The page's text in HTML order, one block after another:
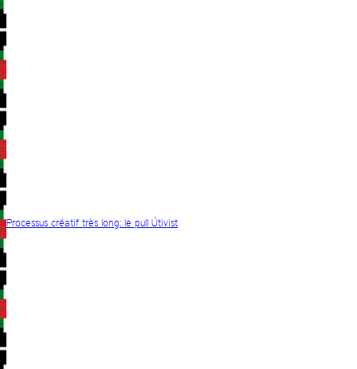
Processus créatif très long: le pull Útivist